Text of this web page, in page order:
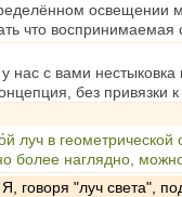
освещении
что воспринимаемая
нас с вами
без привязки к
луч в
более наглядно,
говоря "луч света",